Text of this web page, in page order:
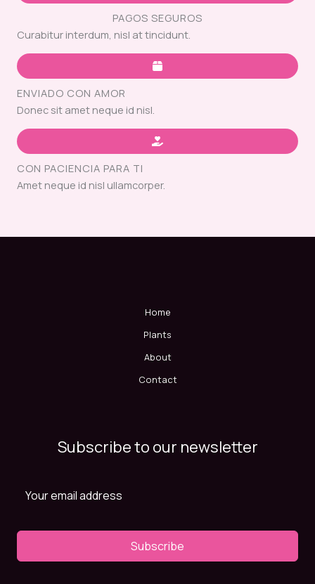
PAGOS SEGUROS
Curabitur interdum, nisl at tincidunt.
ENVIADO CON AMOR
Donec sit amet neque id nisl.
CON PACIENCIA PARA TI
Amet neque id nisl ullamcorper.
Home
Plants
About
Contact
Subscribe to our newsletter
Subscribe